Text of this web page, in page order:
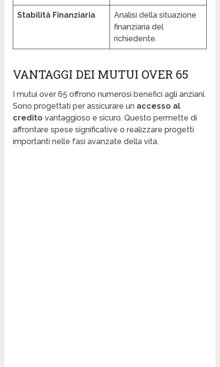
Stabilità Finanziaria
Analisi della situazione
finanziaria del
richiedente.
VANTAGGI DEI MUTUI OVER 65
I mutui over 65 offrono numerosi benefici agli anziani.
Sono progettati per assicurare un accesso al
credito vantaggioso e sicuro. Questo permette di
affrontare spese significative o realizzare progetti
importanti nelle fasi avanzate della vita.